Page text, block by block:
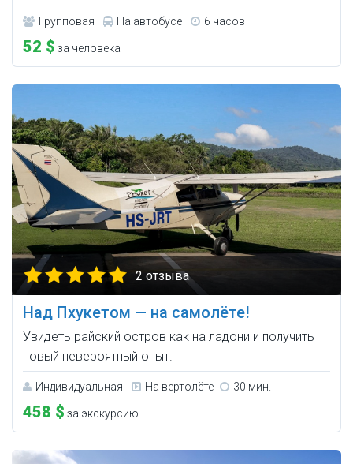
Групповая На автобусе 6 часов
52 $ за человека
2 отзыва
Над Пхукетом — на самолёте!
Увидеть райский остров как на ладони и получить
новый невероятный опыт.
Индивидуальная На вертолёте 30 мин.
458 $ за экскурсию